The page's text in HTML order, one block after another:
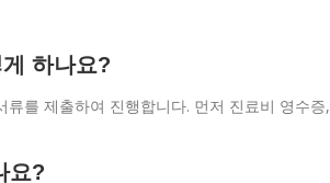
하나요?
를 제출하여 진행합니다. 먼저 진료비 영수
요?